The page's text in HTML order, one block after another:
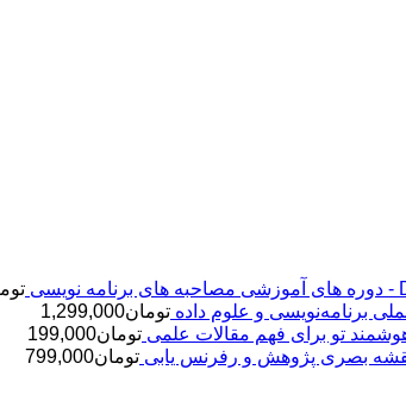
تومان1,299,000
تومان199,000
تومان799,000